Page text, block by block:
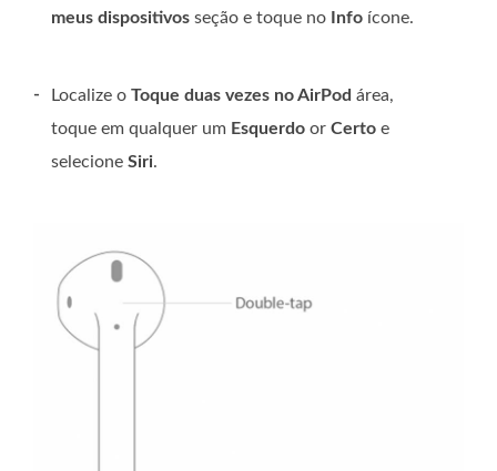
meus dispositivos seção e toque no Info ícone.
- Localize o Toque duas vezes no AirPod área,
toque em qualquer um Esquerdo or Certo e
selecione Siri.